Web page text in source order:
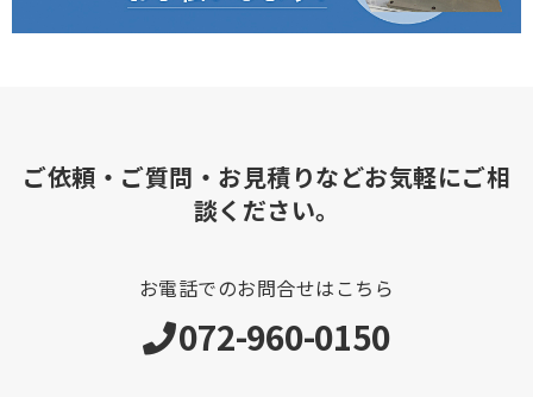
ご依頼・ご質問・お見積りなどお気軽にご相
談ください。
お電話でのお問合せはこちら
072-960-0150